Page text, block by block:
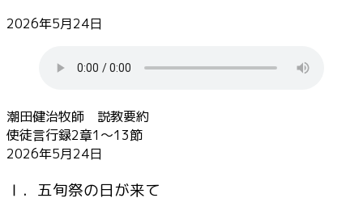
2026年5月24日
潮田健治牧師 説教要約
使徒言行録2章1～13節
2026年5月24日
Ⅰ．五旬祭の日が来て